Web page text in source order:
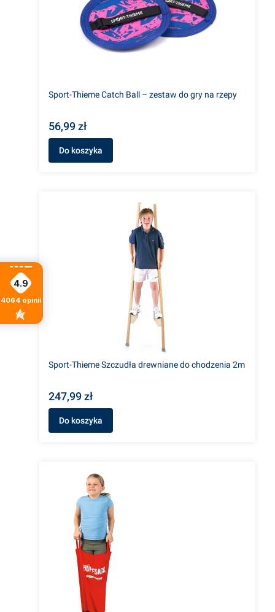
Sport-Thieme Catch Ball – zestaw do gry na rzepy
56,99 zł
Do koszyka
Sport-Thieme Szczudła drewniane do chodzenia 2m
247,99 zł
Do koszyka
4.9
4064 opinii